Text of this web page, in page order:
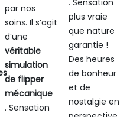
par nos
soins. Il s’agit
d’une
véritable
simulation
de flipper
mécanique
. Sensation
plus vraie
que nature
garantie !
Des heures
de bonheur
et de
nostalgie en